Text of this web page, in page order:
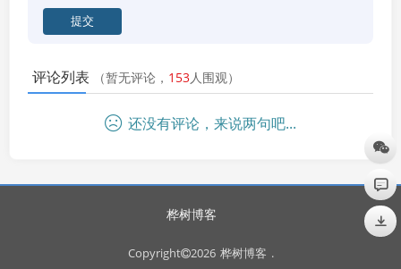
评论列表 （暂无评论， 153人围观）
还没有评论，来说两句吧...
桦树博客
Copyright 2026 桦树博客 .